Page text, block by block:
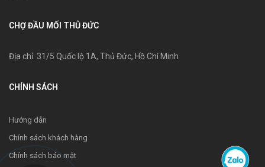
CHỢ ĐẦU MỐI THỦ ĐỨC
Địa chỉ: 31/5 Quốc lộ 1A, Thủ Đức, Hồ Chí Minh
CHÍNH SÁCH
Hướng dẫn
Chính sách khách hàng
Chính sách bảo mật